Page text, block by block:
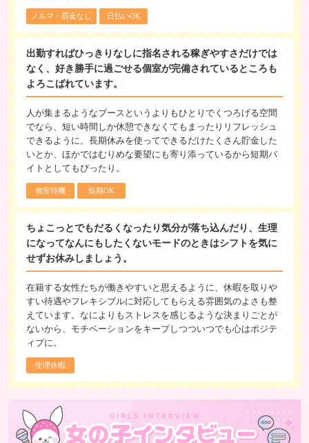
ノルマ・罰金なし 日払いOK
出勤すればひっきりなしに指名される稼ぎやすさだけでは
なく、好き勝手に過ごせる個室が完備されているところも
よろこばれています。
人が集まるようなブースというよりもひとりでくつろげる空間
でなら、短い時間しか休憩できなくてもまったりリフレッシュ
できるように。長期休みを使ってできるだけたくさん貯金した
いとか、ほかではむりめな要望にも寄り添っているから短期バ
イトとしてもぴったり。
個室待機 短期OK
ちょこっとでもだるくなったり気分が落ち込んだり、生理
になってなんにもしたくないモードのときはシフトを気に
せずお休みしましょう。
在籍する女性たちが働きやすいと思えるように、休暇を取りや
すい待遇やフレキシブルに対応してもらえる雰囲気のよさも整
えています。なによりもストレスを感じるような決まりごとが
ないから、モチベーションをキープしつついつでも心はポジテ
ィブに。
生理休暇